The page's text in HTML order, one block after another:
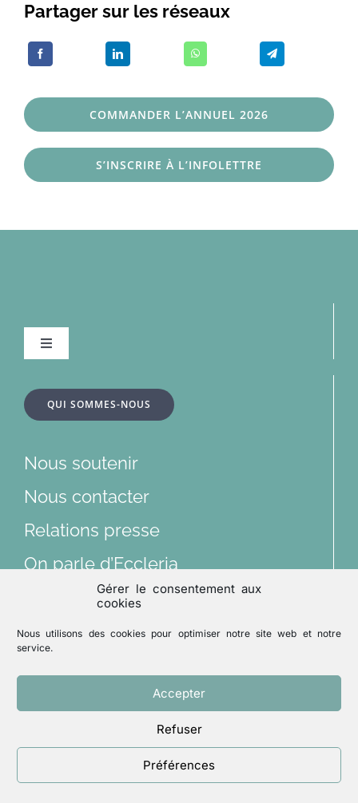
Gérer le consentement aux
cookies
Nous utilisons des cookies pour optimiser notre site web et notre
service.
Accepter
Refuser
Préférences
Partager sur les réseaux
COMMANDER L’ANNUEL 2026
S’INSCRIRE À L’INFOLETTRE
Navigation
À la une
Articles
Archives
QUI SOMMES-NOUS
Nous soutenir
Nous contacter
Relations presse
On parle d’Eccleria
Nous suivre sur les réseaux sociaux
Mentions légales
Politique de confidentialité
Un site réalisé parACCK